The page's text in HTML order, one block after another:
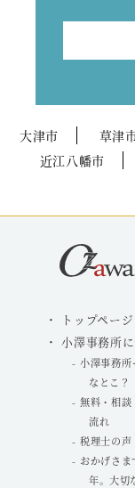
大津市 草津
近江八幡市
トップページ
小澤事務所
小澤事務所
なとこ？
無料・相談
流れ
税理士の声
おかげさま
年。大切